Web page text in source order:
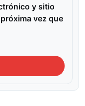
y sitio
vez que